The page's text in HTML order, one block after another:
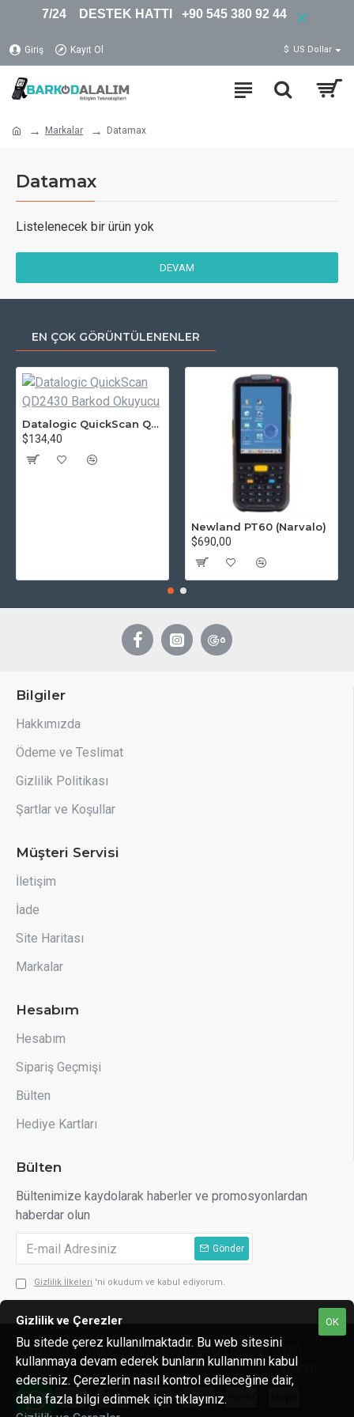
7/24 DESTEK HATTI +90 545 380 92 44
Giriş Kayıt Ol $ US Dollar
Markalar Datamax
Datamax
Listelenecek bir ürün yok
DEVAM
EN ÇOK GÖRÜNTÜLENENLER
Datalogic QuickScan QD2430 Barkod Okuyucu
$134,40
Newland PT60 (Narvalo)
$690,00
Bilgiler
Hakkımızda
Ödeme ve Teslimat
Gizlilik Politikası
Şartlar ve Koşullar
Müşteri Servisi
İletişim
İade
Site Haritası
Markalar
Hesabım
Hesabım
Sipariş Geçmişi
Bülten
Hediye Kartları
Bülten
Bültenimize kaydolarak haberler ve promosyonlardan
haberdar olun
Gönder
Gizlilik İlkeleri 'ni okudum ve kabul ediyorum.
Copyright © 2020, Barkodalalım, Bütün Hakları
Saklıdır
Web
Tasarım
OK
Gizlilik ve Çerezler
Bu sitede çerez kullanılmaktadır. Bu web sitesini
kullanmaya devam ederek bunların kullanımını kabul
edersiniz. Çerezlerin nasıl kontrol edileceğine dair,
daha fazla bilgi edinmek için tıklayınız.